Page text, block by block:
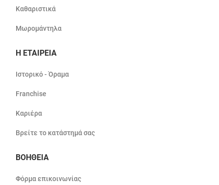
Καθαριστικά
Μωρομάντηλα
Η ΕΤΑΙΡΕΙΑ
Ιστορικό - Όραμα
Franchise
Καριέρα
Βρείτε το κατάστημά σας
ΒΟΗΘΕΙΑ
Φόρμα επικοινωνίας